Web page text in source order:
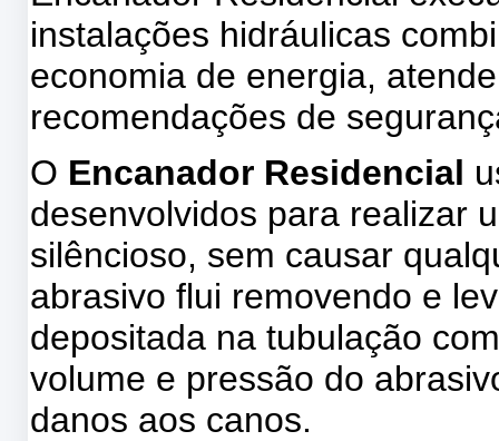
instalações hidráulicas
economia de energia,
recomendações de
O Encanador Residencial
desenvolvidos para realizar
silêncioso, sem causar
abrasivo flui removendo e
depositada na tubulação
volume e pressão do
danos aos canos.